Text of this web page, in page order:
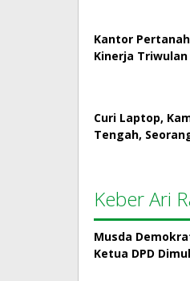
Kantor
Kinerja Triwulan
Curi Laptop,
Tengah,
Keber Ari
Musda
Ketua DPD